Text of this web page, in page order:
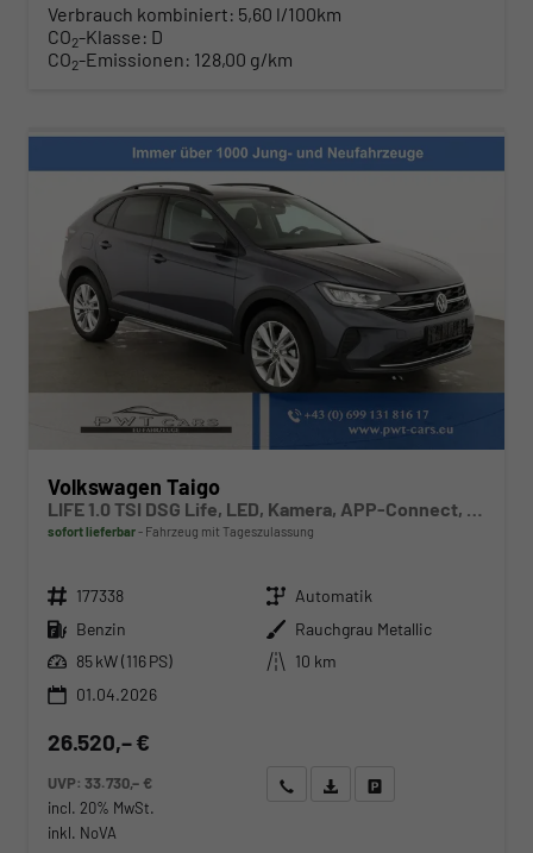
Verbrauch kombiniert: 5,60 l/100km
CO2-Klasse: D
CO2-Emissionen: 128,00 g/km
Volkswagen Taigo
sofort lieferbar Fahrzeug mit Tageszulassung
Fahrzeugnr. 177338 Getriebe Automatik
Kraftstoff Benzin Außenfarbe Rauchgrau Metallic
Leistung 85 kW (116 PS) Kilometerstand
10 km
01.04.2026
26.520,– €
UVP:33.730,– €
incl. 20% MwSt.
inkl. NoVA
Wir rufen Sie anAngebot drucken (PDF)